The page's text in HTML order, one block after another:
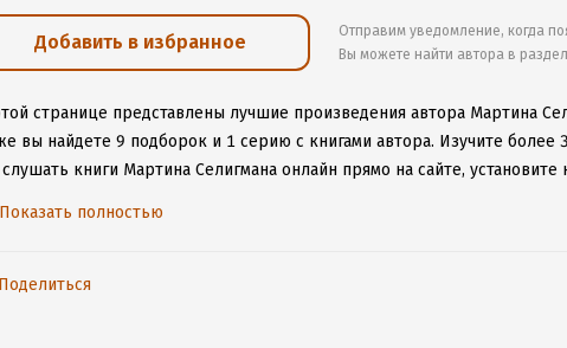
Добавить в избранное
Отправим уведомление, когда
Вы можете найти автора в
странице представлены лучшие произведения автора Мартина
вы найдете 9 подборок и 1 серию с книгами автора. Изучите более
книги Мартина Селигмана онлайн прямо на сайте,
Показать полностью
Поделиться